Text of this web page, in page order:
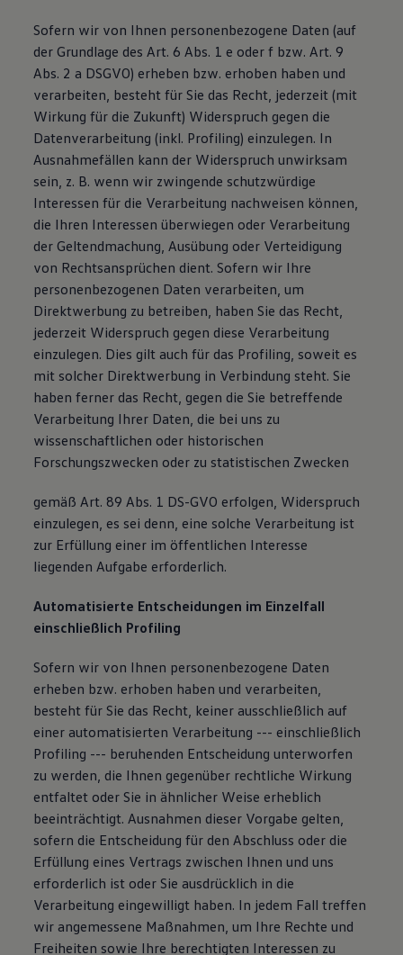
Sofern wir von Ihnen personenbezogene Daten (auf
der Grundlage des Art. 6 Abs. 1 e oder f bzw. Art. 9
Abs. 2 a DSGVO) erheben bzw. erhoben haben und
verarbeiten, besteht für Sie das Recht, jederzeit (mit
Wirkung für die Zukunft) Widerspruch gegen die
Datenverarbeitung (inkl. Profiling) einzulegen. In
Ausnahmefällen kann der Widerspruch unwirksam
sein, z. B. wenn wir zwingende schutzwürdige
Interessen für die Verarbeitung nachweisen können,
die Ihren Interessen überwiegen oder Verarbeitung
der Geltendmachung, Ausübung oder Verteidigung
von Rechtsansprüchen dient. Sofern wir Ihre
personenbezogenen Daten verarbeiten, um
Direktwerbung zu betreiben, haben Sie das Recht,
jederzeit Widerspruch gegen diese Verarbeitung
einzulegen. Dies gilt auch für das Profiling, soweit es
mit solcher Direktwerbung in Verbindung steht. Sie
haben ferner das Recht, gegen die Sie betreffende
Verarbeitung Ihrer Daten, die bei uns zu
wissenschaftlichen oder historischen
Forschungszwecken oder zu statistischen Zwecken
gemäß Art. 89 Abs. 1 DS-GVO erfolgen, Widerspruch
einzulegen, es sei denn, eine solche Verarbeitung ist
zur Erfüllung einer im öffentlichen Interesse
liegenden Aufgabe erforderlich.
Automatisierte Entscheidungen im Einzelfall
einschließlich Profiling
Sofern wir von Ihnen personenbezogene Daten
erheben bzw. erhoben haben und verarbeiten,
besteht für Sie das Recht, keiner ausschließlich auf
einer automatisierten Verarbeitung --- einschließlich
Profiling --- beruhenden Entscheidung unterworfen
zu werden, die Ihnen gegenüber rechtliche Wirkung
entfaltet oder Sie in ähnlicher Weise erheblich
beeinträchtigt. Ausnahmen dieser Vorgabe gelten,
sofern die Entscheidung für den Abschluss oder die
Erfüllung eines Vertrags zwischen Ihnen und uns
erforderlich ist oder Sie ausdrücklich in die
Verarbeitung eingewilligt haben. In jedem Fall treffen
wir angemessene Maßnahmen, um Ihre Rechte und
Freiheiten sowie Ihre berechtigten Interessen zu